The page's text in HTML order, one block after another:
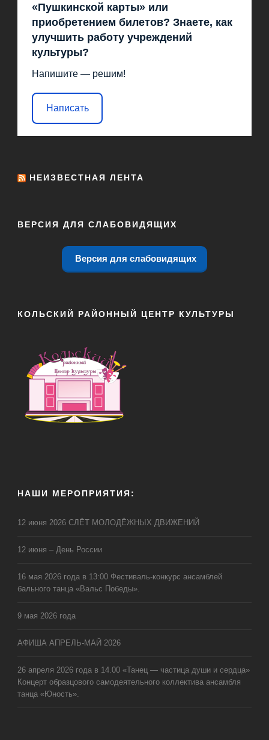
«Пушкинской карты» или
приобретением билетов? Знаете, как
улучшить работу учреждений
культуры?
Напишите — решим!
Написать
НЕИЗВЕСТНАЯ ЛЕНТА
ВЕРСИЯ ДЛЯ СЛАБОВИДЯЩИХ
Версия для слабовидящих
КОЛЬСКИЙ РАЙОННЫЙ ЦЕНТР КУЛЬТУРЫ
НАШИ МЕРОПРИЯТИЯ:
12 июня 2026 СЛЁТ МОЛОДЁЖНЫХ ДВИЖЕНИЙ
12 июня – День России
16 мая 2026 года в 13:00 Фестиваль-конкурс ансамблей
бального танца «Вальс Победы».
9 мая 2026 года
АФИША АПРЕЛЬ-МАЙ 2026
26 апреля 2026 года в 14.00 «Танец — частица души и сердца»
Концерт образцового самодеятельного коллектива ансамбля
танца «Юность».